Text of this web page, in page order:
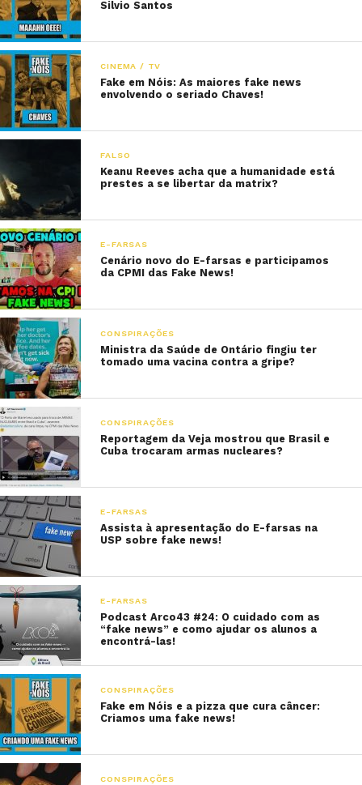
Silvio Santos
CINEMA / TV
Fake em Nóis: As maiores fake news
envolvendo o seriado Chaves!
FALSO
Keanu Reeves acha que a humanidade está
prestes a se libertar da matrix?
E-FARSAS
Cenário novo do E-farsas e participamos
da CPMI das Fake News!
CONSPIRAÇÕES
Ministra da Saúde de Ontário fingiu ter
tomado uma vacina contra a gripe?
CONSPIRAÇÕES
Reportagem da Veja mostrou que Brasil e
Cuba trocaram armas nucleares?
E-FARSAS
Assista à apresentação do E-farsas na
USP sobre fake news!
E-FARSAS
Podcast Arco43 #24: O cuidado com as
“fake news” e como ajudar os alunos a
encontrá-las!
CONSPIRAÇÕES
Fake em Nóis e a pizza que cura câncer:
Criamos uma fake news!
CONSPIRAÇÕES